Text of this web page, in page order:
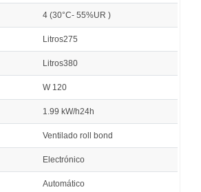
4 (30°C- 55%UR )
Litros275
Litros380
W 120
1.99 kW/h24h
Ventilado roll bond
Electrónico
Automático